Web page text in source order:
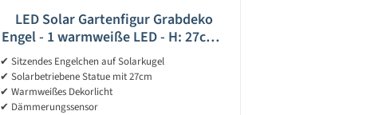
LED Solar Gartenfigur Grabdeko
Engel - 1 warmweiße LED - H: 27cm -
6 Stunden Leuchtdauer - Sensor
✔ Sitzendes Engelchen auf Solarkugel
✔ Solarbetriebene Statue mit 27cm
✔ Warmweißes Dekorlicht
✔ Dämmerungssensor